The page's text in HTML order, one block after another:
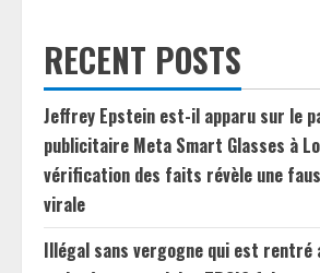
RECENT POSTS
Jeffrey Epstein est-il apparu sur le
publicitaire Meta Smart Glasses à
vérification des faits révèle une
virale
Illégal sans vergogne qui est rentré